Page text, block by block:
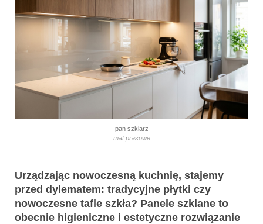
pan szklarz
mat.prasowe
Urządzając nowoczesną kuchnię, stajemy
przed dylematem: tradycyjne płytki czy
nowoczesne tafle szkła? Panele szklane to
obecnie higieniczne i estetyczne rozwiązanie